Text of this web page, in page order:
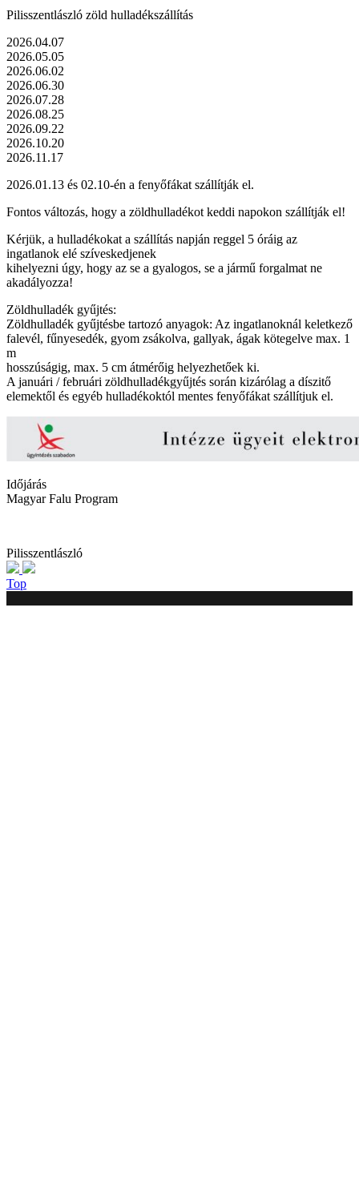
Pilisszentlászló zöld hulladékszállítás
2026.04.07
2026.05.05
2026.06.02
2026.06.30
2026.07.28
2026.08.25
2026.09.22
2026.10.20
2026.11.17
2026.01.13 és 02.10-én a fenyőfákat szállítják el.
Fontos változás, hogy a zöldhulladékot keddi napokon szállítják el!
Kérjük, a hulladékokat a szállítás napján reggel 5 óráig az
ingatlanok elé szíveskedjenek
kihelyezni úgy, hogy az se a gyalogos, se a jármű forgalmat ne
akadályozza!
Zöldhulladék gyűjtés:
Zöldhulladék gyűjtésbe tartozó anyagok: Az ingatlanoknál keletkező
falevél, fűnyesedék, gyom zsákolva, gallyak, ágak kötegelve max. 1
m
hosszúságig, max. 5 cm átmérőig helyezhetőek ki.
A januári / februári zöldhulladékgyűjtés során kizárólag a díszitő
elemektől és egyéb hulladékoktól mentes fenyőfákat szállítjuk el.
Időjárás
Magyar Falu Program
Pilisszentlászló
Top